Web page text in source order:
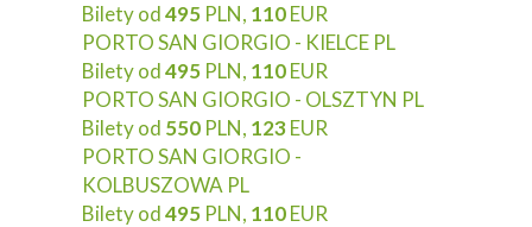
Bilety od495 PLN, 110EUR
PORTO SAN GIORGIO - KIELCE PL
Bilety od495 PLN, 110EUR
PORTO SAN GIORGIO - OLSZTYN PL
Bilety od 550 PLN, 123EUR
PORTO SAN GIORGIO -
KOLBUSZOWA PL
Bilety od495 PLN, 110EUR